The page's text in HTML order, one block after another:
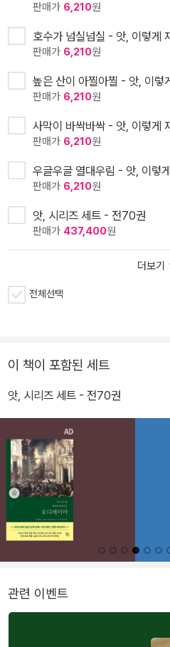
판매가 6,210원
호수가 넘실넘실 - 앗, 이렇게
판매가 6,210원
높은 산이 아찔아찔 - 앗, 이렇
판매가 6,210원
사막이 바싹바싹 - 앗, 이렇게
판매가 6,210원
우글우글 열대우림 - 앗, 이렇
판매가 6,210원
앗, 시리즈 세트 - 전70권
판매가 437,400원
더보기
전체선택
이 책이 포함된 세트
앗, 시리즈 세트 - 전70권
관련 이벤트